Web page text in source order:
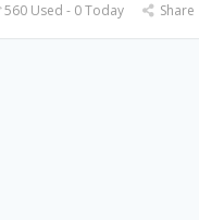
560 Used - 0 Today Share